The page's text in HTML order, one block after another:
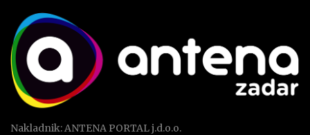
Nakladnik: ANTENA PORTAL j.d.o.o.